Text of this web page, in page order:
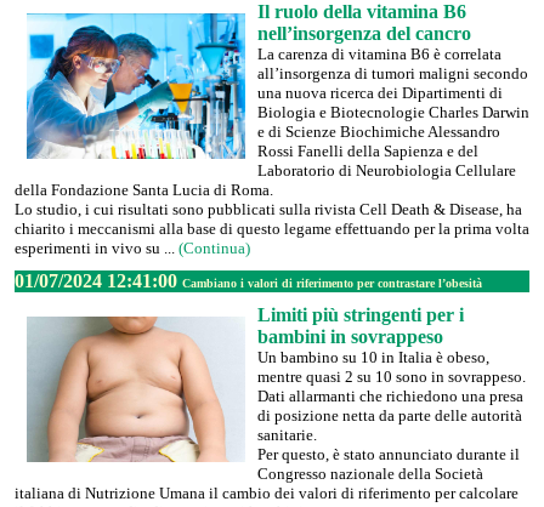
Il ruolo della vitamina B6
nell’insorgenza del cancro
La carenza di vitamina B6 è correlata
all’insorgenza di tumori maligni secondo
una nuova ricerca dei Dipartimenti di
Biologia e Biotecnologie Charles Darwin
e di Scienze Biochimiche Alessandro
Rossi Fanelli della Sapienza e del
Laboratorio di Neurobiologia Cellulare
della Fondazione Santa Lucia di Roma.
Lo studio, i cui risultati sono pubblicati sulla rivista Cell Death & Disease, ha
chiarito i meccanismi alla base di questo legame effettuando per la prima volta
esperimenti in vivo su ... (Continua)
01/07/2024 12:41:00 Cambiano i valori di riferimento per contrastare l’obesità
Limiti più stringenti per i
bambini in sovrappeso
Un bambino su 10 in Italia è obeso,
mentre quasi 2 su 10 sono in sovrappeso.
Dati allarmanti che richiedono una presa
di posizione netta da parte delle autorità
sanitarie.
Per questo, è stato annunciato durante il
Congresso nazionale della Società
italiana di Nutrizione Umana il cambio dei valori di riferimento per calcolare